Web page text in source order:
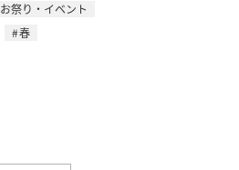
お祭り・イベント
春